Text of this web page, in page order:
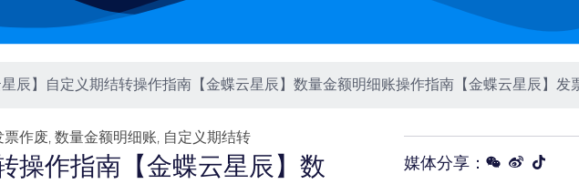
星辰】自定义期结转操作指南【金蝶云星辰】数量金额明细账操作指南【金蝶云星辰】发
票作废, 数量金额明细账, 自定义期结转
操作指南【金蝶云星辰】数
媒体分享：